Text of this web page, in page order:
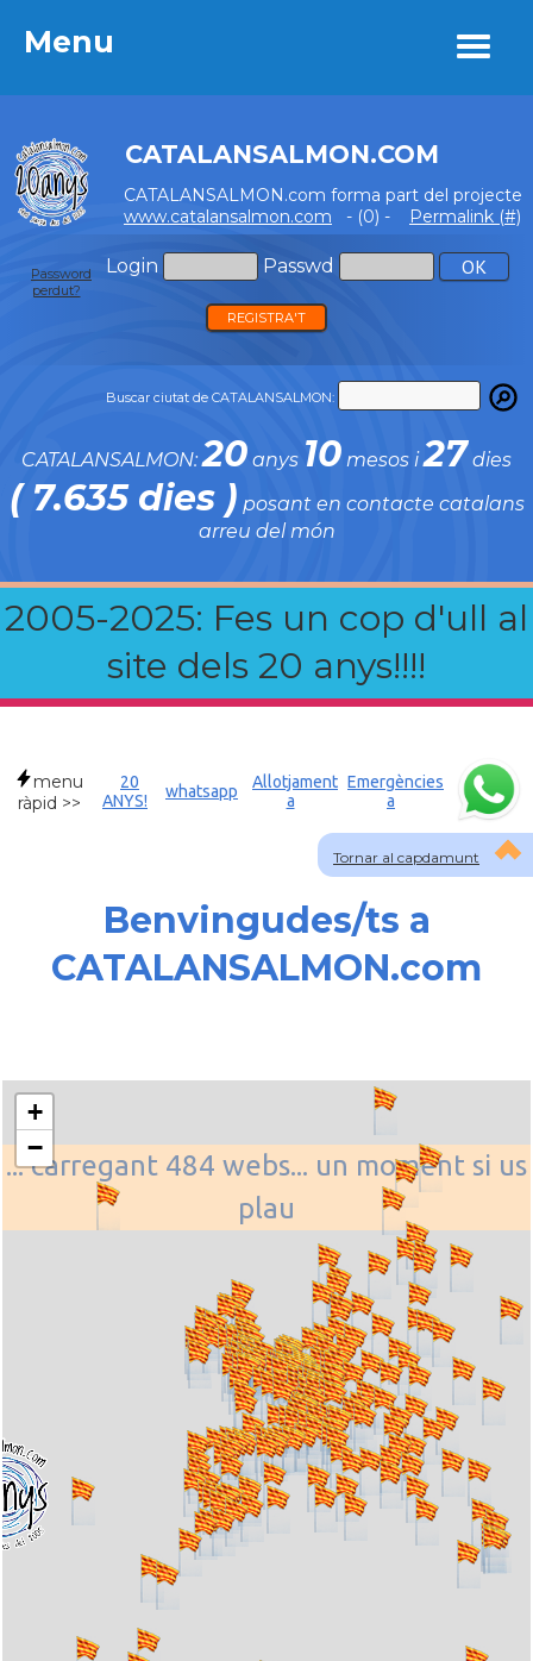
Menu
CATALANSALMON.COM
CATALANSALMON.com forma part del projecte
www.catalansalmon.com - (0) - Permalink (#)
Login Passwd
Password
perdut?
REGISTRA'T
Buscar ciutat de CATALANSALMON:
CATALANSALMON:20 anys 10 mesos i27 dies
( 7.635 dies ) posant en contacte catalans
arreu del món
2005-2025: Fes un cop d'ull al
site dels 20 anys!!!!
Menu
Tornar al capdamunt
menu
ràpid >>
20
ANYS!
whatsapp
Allotjament
a
Emergències
a
Benvingudes/ts a
CATALANSALMON.com
... carregant 484 webs... un moment si us
plau
+
−